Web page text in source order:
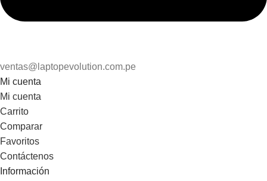
ventas@laptopevolution.com.pe
Mi cuenta
Mi cuenta
Carrito
Comparar
Favoritos
Contáctenos
Información